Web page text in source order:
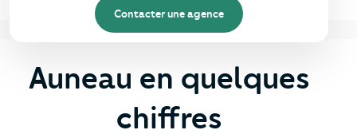
Contacter une agence
Auneau en quelques
chiffres